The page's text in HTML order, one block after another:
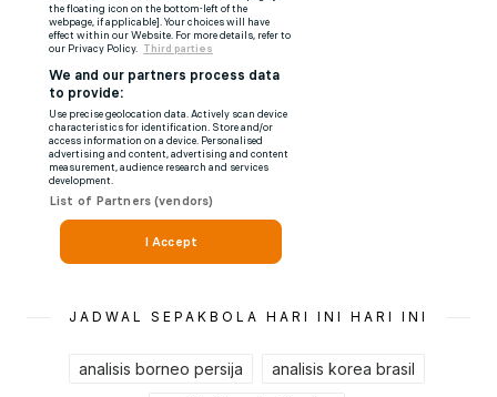
JADWAL SEPAKBOLA HARI INI HARI INI
analisis borneo persija analisis korea brasil